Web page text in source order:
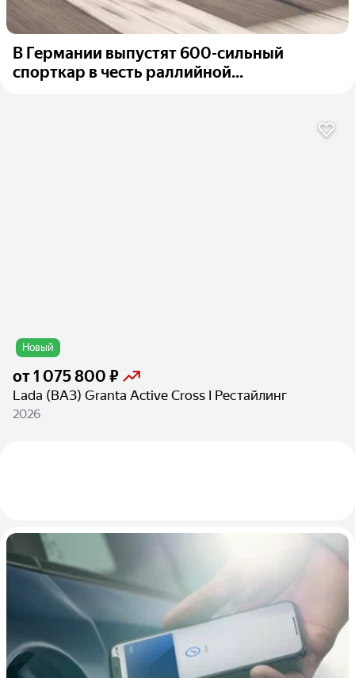
В Германии выпустят 600-сильный
спорткар в честь раллийной...
Новый
от1 075 800 ₽
Lada (ВАЗ) Granta Active Cross I Рестайлинг
2026